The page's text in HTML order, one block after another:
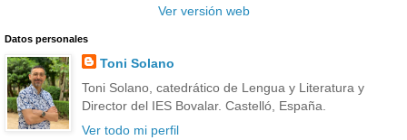
Ver versión web
Datos personales
Toni Solano
Toni Solano, catedrático de Lengua y Literatura y
Director del IES Bovalar. Castelló, España.
Ver todo mi perfil